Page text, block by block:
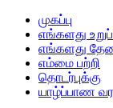
முகப்பு
எங்களது
எங்களது
எம்மை பற்றி
தொடர்புக்கு
யாழ்ப்பாண